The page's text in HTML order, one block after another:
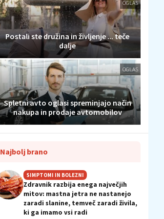
OGLAS
Postali ste družina in življenje ... teče
dalje
OGLAS
Spletni avto oglasi spreminjajo način
nakupa in prodaje avtomobilov
Najbolj brano
SIMPTOMI IN BOLEZNI
Zdravnik razbija enega največjih
mitov: mastna jetra ne nastanejo
zaradi slanine, temveč zaradi živila,
ki ga imamo vsi radi